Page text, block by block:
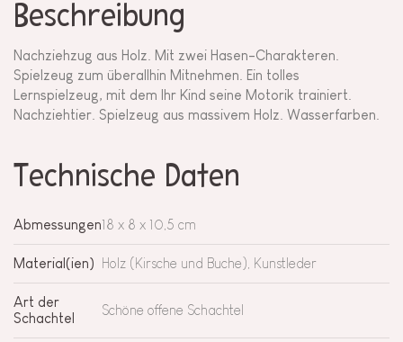
Beschreibung
Nachziehzug aus Holz. Mit zwei Hasen-Charakteren.
Spielzeug zum überallhin Mitnehmen. Ein tolles
Lernspielzeug, mit dem Ihr Kind seine Motorik trainiert.
Nachziehtier. Spielzeug aus massivem Holz. Wasserfarben.
Technische Daten
Abmessungen18 x 8 x 10,5 cm
Material(ien) Holz (Kirsche und Buche), Kunstleder
Art der
Schachtel
Schöne offene Schachtel